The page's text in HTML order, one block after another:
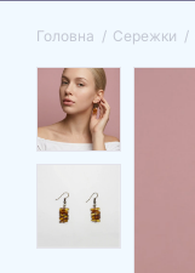
Головна Сережки